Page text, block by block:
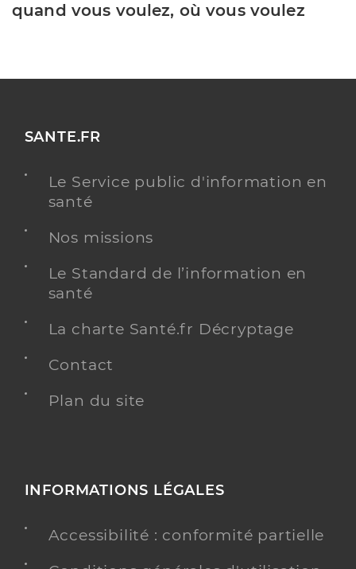
quand vous voulez, où vous voulez
SANTE.FR
Le Service public d'information en
santé
Nos missions
Le Standard de l’information en
santé
La charte Santé.fr Décryptage
Contact
Plan du site
INFORMATIONS LÉGALES
Accessibilité : conformité partielle